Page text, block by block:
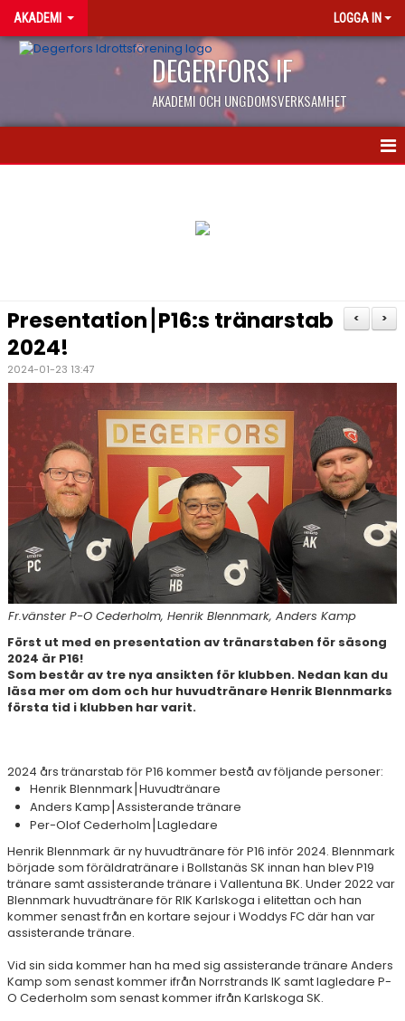
AKADEMI LOGGA IN
DEGERFORS IF
AKADEMI OCH UNGDOMSVERKSAMHET
EN DAG PÅ AKADEMIN
NIU/LIU GYMNASIET
FOTBOLLSPROFIL HÖGSTADIET
MÅ BRA COACH
VÄRDEGRUND
SAMVERKANSKLUBBAR
>
<
Presentation⎮P16:s tränarstab
2024!
2024-01-23 13:47
Fr.vänster P-O Cederholm, Henrik Blennmark, Anders Kamp
Först ut med en presentation av tränarstaben för säsong
2024 är P16!
Som består av tre nya ansikten för klubben. Nedan kan du
läsa mer om dom och hur huvudtränare Henrik Blennmarks
första tid i klubben har varit.
2024 års tränarstab för P16 kommer bestå av följande personer:
Henrik Blennmark⎮Huvudtränare
Anders Kamp⎮Assisterande tränare
Per-Olof Cederholm⎮Lagledare
Henrik Blennmark är ny huvudtränare för P16 inför 2024. Blennmark
började som föräldratränare i Bollstanäs SK innan han blev P19
tränare samt assisterande tränare i Vallentuna BK. Under 2022 var
Blennmark huvudtränare för RIK Karlskoga i elitettan och han
kommer senast från en kortare sejour i Woddys FC där han var
assisterande tränare.
Vid sin sida kommer han ha med sig assisterande tränare Anders
Kamp som senast kommer ifrån Norrstrands IK samt lagledare P-
O Cederholm som senast kommer ifrån Karlskoga SK.